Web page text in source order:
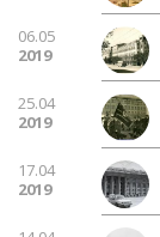
06.05
2019
25.04
2019
17.04
2019